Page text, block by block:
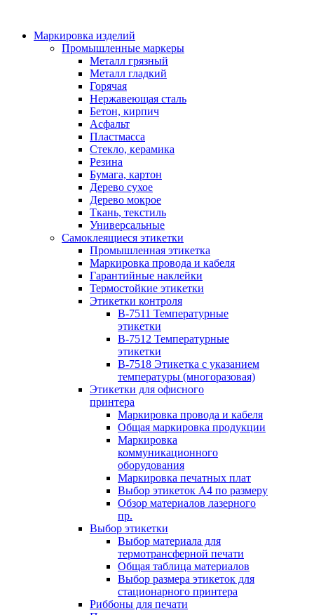
Маркировка изделий
Промышленные маркеры
Металл грязный
Металл гладкий
Горячая
Нержавеющая сталь
Бетон, кирпич
Асфальт
Пластмасса
Стекло, керамика
Резина
Бумага, картон
Дерево сухое
Дерево мокрое
Ткань, текстиль
Универсальные
Самоклеящиеся этикетки
Промышленная этикетка
Маркировка провода и кабеля
Гарантийные наклейки
Термостойкие этикетки
Этикетки контроля
B-7511 Температурные
этикетки
B-7512 Температурные
этикетки
B-7518 Этикетка с указанием
температуры (многоразовая)
Этикетки для офисного
принтера
Маркировка провода и кабеля
Общая маркировка продукции
Маркировка
коммуникационного
оборудования
Маркировка печатных плат
Выбор этикеток А4 по размеру
Обзор материалов лазерного
пр.
Выбор этикетки
Выбор материала для
термотрансферной печати
Общая таблица материалов
Выбор размера этикеток для
стационарного принтера
Риббоны для печати